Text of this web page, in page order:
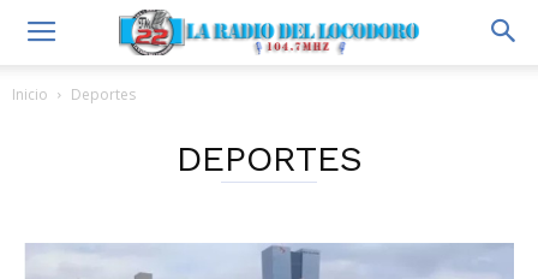
Inicio Deportes
DEPORTES